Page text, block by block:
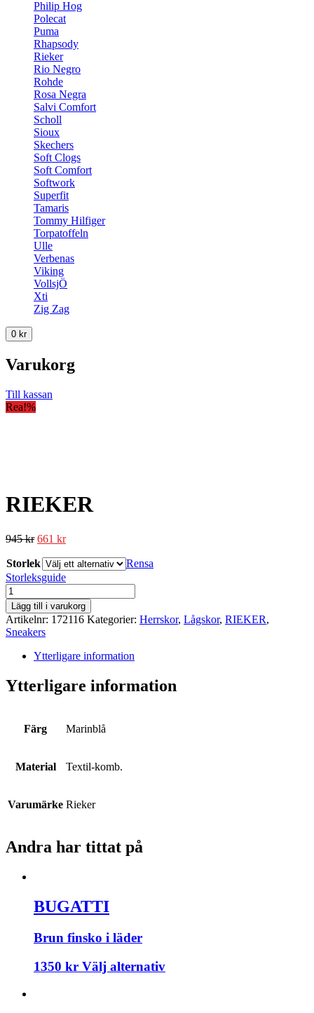
Philip Hog
Polecat
Puma
Rhapsody
Rieker
Rio Negro
Rohde
Rosa Negra
Salvi Comfort
Scholl
Sioux
Skechers
Soft Clogs
Soft Comfort
Softwork
Superfit
Tamaris
Tommy Hilfiger
Torpatoffeln
Ulle
Verbenas
Viking
VollsjÖ
Xti
Zig Zag
0 kr
Varukorg
Till kassan
Rea!%
RIEKER
945kr 661 kr
Storlek
Rensa
Storleksguide
RIEKER
mängd
Lägg till i varukorg
Artikelnr: 172116 Kategorier: Herrskor, Lågskor, RIEKER,
Sneakers
Ytterligare information
Ytterligare information
Färg Marinblå
Material Textil-komb.
Varumärke Rieker
Andra har tittat på
BUGATTI
Brun finsko i läder
1350 kr Välj alternativ